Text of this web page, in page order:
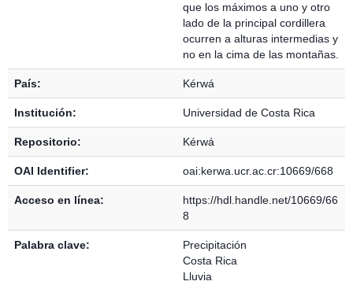
que los máximos a uno y otro
lado de la principal cordillera
ocurren a alturas intermedias y
no en la cima de las montañas.
País: Kérwá
Institución: Universidad de Costa Rica
Repositorio: Kérwá
OAI Identifier: oai:kerwa.ucr.ac.cr:10669/668
Acceso en línea:
https://hdl.handle.net/10669/66
8
Palabra clave:
Precipitación
Costa Rica
Lluvia